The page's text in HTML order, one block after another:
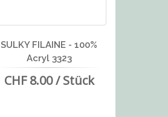
SULKY FILAINE - 100%
Acryl 3323
CHF 8.00 / Stück